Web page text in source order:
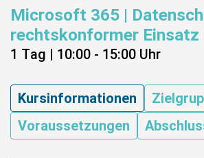
Marketing
Schweiz
Alle Blogeinträge
Microsoft 365 |
rechtskonformer Einsatz
1 Tag | 10:00 - 15:00 Uhr
Kursinformationen
Voraussetzungen